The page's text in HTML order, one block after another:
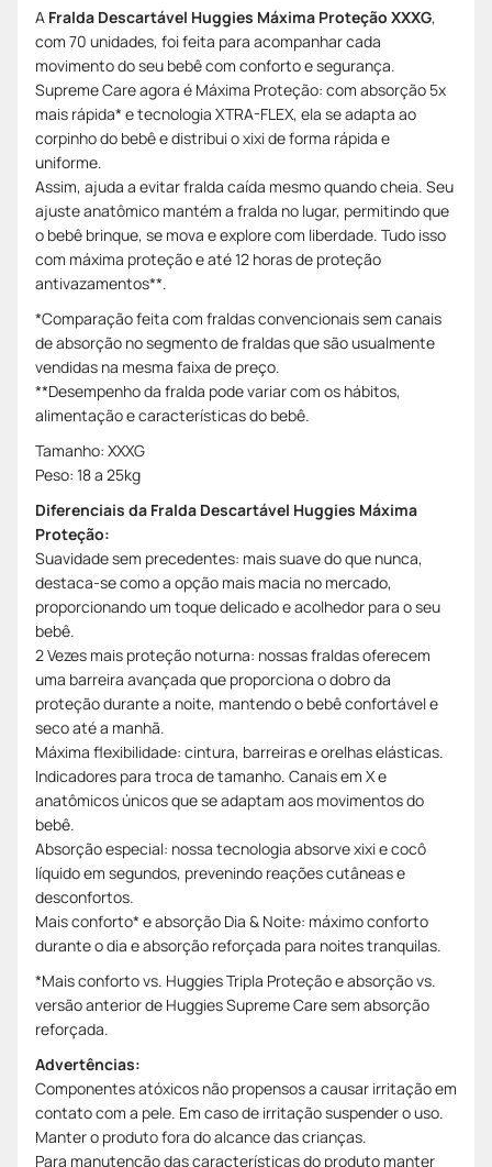
A Fralda Descartável Huggies Máxima Proteção XXXG,
com 70 unidades, foi feita para acompanhar cada
movimento do seu bebê com conforto e segurança.
Supreme Care agora é Máxima Proteção: com absorção 5x
mais rápida* e tecnologia XTRA-FLEX, ela se adapta ao
corpinho do bebê e distribui o xixi de forma rápida e
uniforme.
Assim, ajuda a evitar fralda caída mesmo quando cheia. Seu
ajuste anatômico mantém a fralda no lugar, permitindo que
o bebê brinque, se mova e explore com liberdade. Tudo isso
com máxima proteção e até 12 horas de proteção
antivazamentos**.
*Comparação feita com fraldas convencionais sem canais
de absorção no segmento de fraldas que são usualmente
vendidas na mesma faixa de preço.
**Desempenho da fralda pode variar com os hábitos,
alimentação e características do bebê.
Tamanho: XXXG
Peso: 18 a 25kg
Diferenciais da Fralda Descartável Huggies Máxima
Proteção:
Suavidade sem precedentes: mais suave do que nunca,
destaca-se como a opção mais macia no mercado,
proporcionando um toque delicado e acolhedor para o seu
bebê.
2 Vezes mais proteção noturna: nossas fraldas oferecem
uma barreira avançada que proporciona o dobro da
proteção durante a noite, mantendo o bebê confortável e
seco até a manhã.
Máxima flexibilidade: cintura, barreiras e orelhas elásticas.
Indicadores para troca de tamanho. Canais em X e
anatômicos únicos que se adaptam aos movimentos do
bebê.
Absorção especial: nossa tecnologia absorve xixi e cocô
líquido em segundos, prevenindo reações cutâneas e
desconfortos.
Mais conforto* e absorção Dia & Noite: máximo conforto
durante o dia e absorção reforçada para noites tranquilas.
*Mais conforto vs. Huggies Tripla Proteção e absorção vs.
versão anterior de Huggies Supreme Care sem absorção
reforçada.
Advertências:
Componentes atóxicos não propensos a causar irritação em
contato com a pele. Em caso de irritação suspender o uso.
Manter o produto fora do alcance das crianças.
Para manutenção das características do produto manter